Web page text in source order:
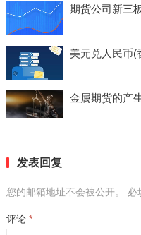
期货公司新三
美元兑人民币(
金属期货的产
发表回复
您的邮箱地址不会被公开。 必
评论 *